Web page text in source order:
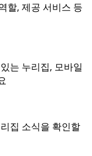
할, 제공 서비스 등
는 누리집, 모바일
집 소식을 확인할